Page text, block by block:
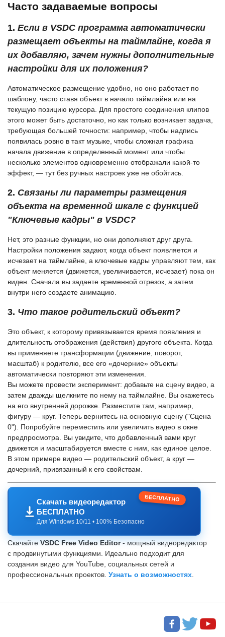
Часто задаваемые вопросы
1. Если в VSDC программа автоматически
размещает объекты на таймлайне, когда я
их добавляю, зачем нужны дополнительные
настройки для их положения?
Автоматическое размещение удобно, но оно работает по
шаблону, часто ставя объект в начало таймлайна или на
текущую позицию курсора. Для простого соединения клипов
этого может быть достаточно, но как только возникает задача,
требующая большей точности: например, чтобы надпись
появилась ровно в такт музыке, чтобы сложная графика
начала движение в определенный момент или чтобы
несколько элементов одновременно отображали какой-то
эффект, — тут без ручных настроек уже не обойтись.
2. Связаны ли параметры размещения
объекта на временной шкале с функцией
"Ключевые кадры" в VSDC?
Нет, это разные функции, но они дополняют друг друга.
Настройки положения задают, когда объект появляется и
исчезает на таймлайне, а ключевые кадры управляют тем, как
объект меняется (движется, увеличивается, исчезает) пока он
виден. Сначала вы задаете временной отрезок, а затем
внутри него создаете анимацию.
3. Что такое родительский объект?
Это объект, к которому привязывается время появления и
длительность отображения (действия) другого объекта. Когда
вы применяете трансформации (движение, поворот,
масштаб) к родителю, все его «дочерние» объекты
автоматически повторяют эти изменения.
Вы можете провести эксперимент: добавьте на сцену видео, а
затем дважды щелкните по нему на таймлайне. Вы окажетесь
на его внутренней дорожке. Разместите там, например,
фигуру — круг. Теперь вернитесь на основную сцену ("Сцена
0"). Попробуйте переместить или увеличить видео в окне
предпросмотра. Вы увидите, что добавленный вами круг
движется и масштабируется вместе с ним, как единое целое.
В этом примере видео — родительский объект, а круг —
дочерний, привязанный к его свойствам.
Скачать видеоредактор
БЕСПЛАТНО
Для Windows 10/11 • 100% Безопасно
БЕСПЛАТНО
Скачайте VSDC Free Video Editor- мощный видеоредактор
с продвинутыми функциями. Идеально подходит для
создания видео для YouTube, социальных сетей и
профессиональных проектов. Узнать о возможностях